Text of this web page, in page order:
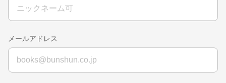
メールアドレス